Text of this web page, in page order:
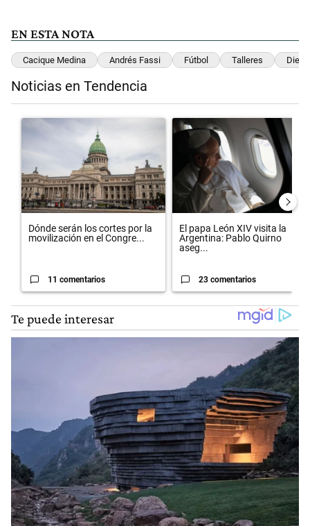
EN ESTA NOTA
Cacique Medina Andrés Fassi Fútbol Talleres
Noticias en Tendencia
Un artículo de tendencia con el título "Dónde serán los cortes por
Dónde serán los cortes por la
movilización en el Congre...
11 comentarios
Un artículo de tendencia con el
El papa León XIV visita la
Argentina: Pablo Quirno
aseg...
23 comentarios